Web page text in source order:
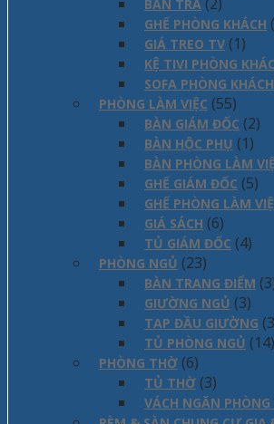
BÀN TRÀ
GHẾ PHÒNG KHÁCH
GIÁ TREO TV (1)
KỆ TIVI PHÒNG
SOFA PHÒNG KHÁCH
PHÒNG LÀM VIỆC (55)
BÀN GIÁM ĐỐC (2)
BÀN HỘC PHỤ (1)
BÀN PHÒNG LÀM
GHẾ GIÁM ĐỐC (5)
GHẾ PHÒNG LÀM
GIÁ SÁCH (6)
TỦ GIÁM ĐỐC (4)
PHÒNG NGỦ (23)
BÀN TRANG ĐIỂM
GIƯỜNG NGỦ (3)
TAP ĐẦU GIƯỜNG
TỦ PHÒNG NGỦ (14)
PHÒNG THỜ (6)
TỦ THỜ (3)
VÁCH NGĂN